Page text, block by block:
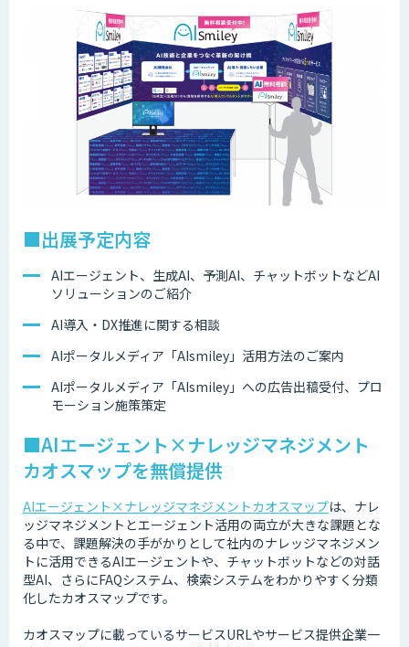
■出展予定内容
AIエージェント、生成AI、予測AI、チャットボットなどAI
ソリューションのご紹介
AI導入・DX推進に関する相談
AIポータルメディア「AIsmiley」活用方法のご案内
AIポータルメディア「AIsmiley」への広告出稿受付、プロ
モーション施策策定
■AIエージェント×ナレッジマネジメント
カオスマップを無償提供
AIエージェント×ナレッジマネジメントカオスマップは、ナレ
ッジマネジメントとエージェント活用の両立が大きな課題とな
る中で、課題解決の手がかりとして社内のナレッジマネジメン
トに活用できるAIエージェントや、チャットボットなどの対話
型AI、さらにFAQシステム、検索システムをわかりやすく分類
化したカオスマップです。
カオスマップに載っているサービスURLやサービス提供企業一